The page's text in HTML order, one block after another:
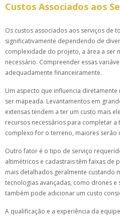
Custos Associados aos
Os custos associados aos serviços de
significativamente dependendo de
complexidade do projeto, a área a ser
necessário. Compreender essas
adequadamente financeiramente.
Um aspecto que influencia
ser mapeada. Levantamentos em
extensas tendem a ter um custo mais
recursos necessários para completar
complexo for o terreno, maiores serão
Outro fator é o tipo de serviço
altimétricos e cadastrais têm faixas de
mais detalhados geralmente custando
tecnologias avançadas, como drones
também pode adicionar um custo
A qualificação e a experiência da